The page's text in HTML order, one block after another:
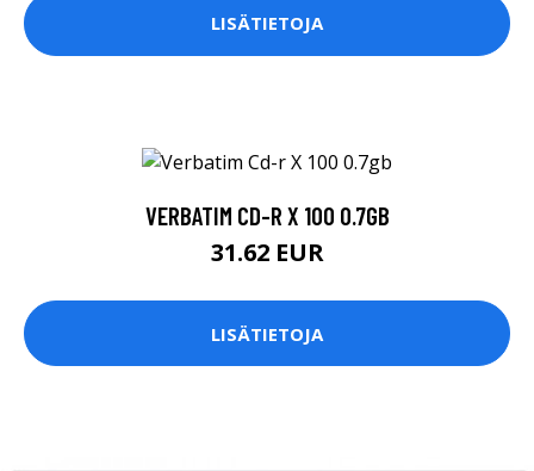
LISÄTIETOJA
VERBATIM CD-R X 100 0.7GB
31.62 EUR
LISÄTIETOJA